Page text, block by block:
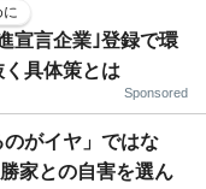
宣言企業｣登録で環
具体策とは
Sponsored
のがイヤ」ではな
家との自害を選ん